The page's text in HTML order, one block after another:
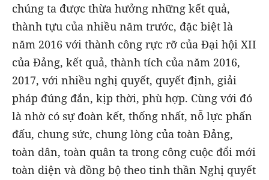
chúng ta được thừa hưởng những kết quả,
thành tựu của nhiều năm trước, đặc biệt là
năm 2016 với thành công rực rỡ của Đại hội XII
của Đảng, kết quả, thành tích của năm 2016,
2017, với nhiều nghị quyết, quyết định, giải
pháp đúng đắn, kịp thời, phù hợp. Cùng với đó
là nhờ có sự đoàn kết, thống nhất, nỗ lực phấn
đấu, chung sức, chung lòng của toàn Đảng,
toàn dân, toàn quân ta trong công cuộc đổi mới
toàn diện và đồng bộ theo tinh thần Nghị quyết